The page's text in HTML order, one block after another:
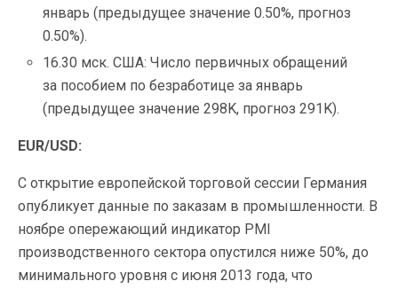
январь (предыдущее значение 0.50%, прогноз
0.50%).
16.30 мск. США: Число первичных обращений
за пособием по безработице за январь
(предыдущее значение 298K, прогноз 291K).
EUR/USD:
С открытие европейской торговой сессии Германия
опубликует данные по заказам в промышленности. В
ноябре опережающий индикатор PMI
производственного сектора опустился ниже 50%, до
минимального уровня с июня 2013 года, что